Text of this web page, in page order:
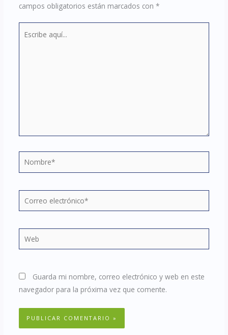
campos obligatorios están marcados con *
Nombre*
electrónico*
Web
Guarda mi nombre, correo electrónico y web en este
navegador para la próxima vez que comente.